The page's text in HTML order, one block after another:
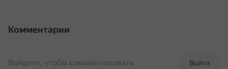
Комментарии
Войти
Войдите, чтобы комментировать